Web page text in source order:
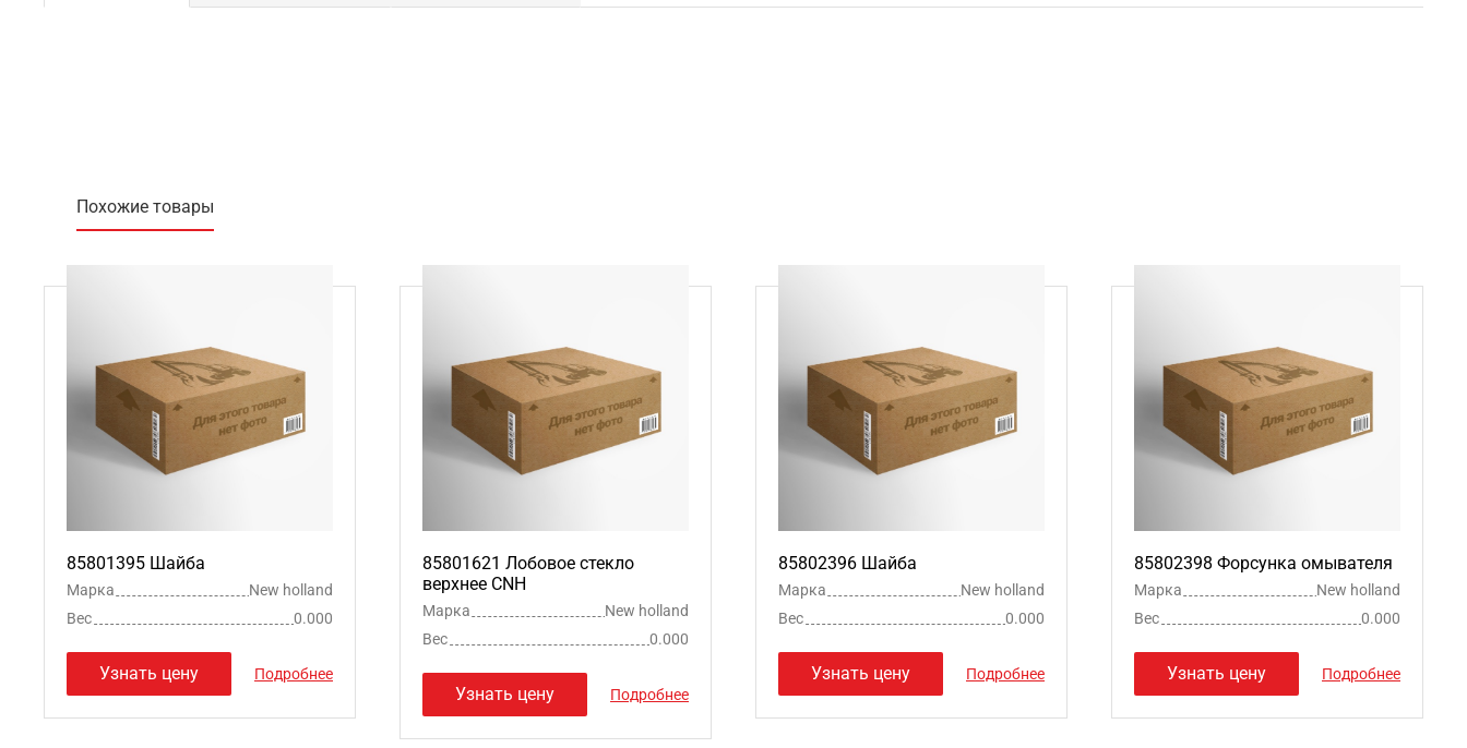
Похожие товары
85801395 Шайба
Марка
New holland
Вес
0.000
Узнать цену Подробнее
85801621 Лобовое стекло
верхнее CNH
Марка
New holland
Вес
0.000
Узнать цену Подробнее
85802396 Шайба
Марка
New holland
Вес
0.000
Узнать цену Подробнее
85802398 Форсунка омывателя
Марка
New holland
Вес
0.000
Узнать цену Подробнее